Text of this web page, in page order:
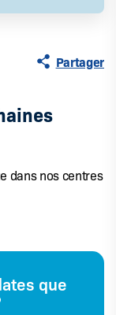
dans nos centres
que
Partager